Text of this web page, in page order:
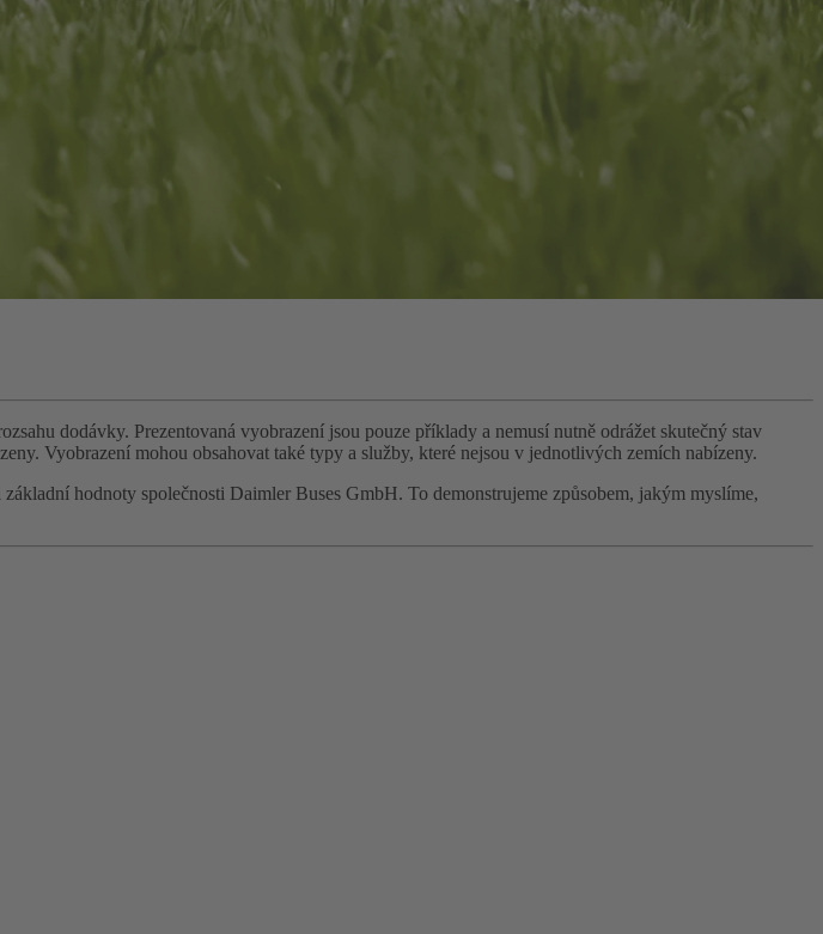
dodávky. Prezentovaná vyobrazení jsou pouze příklady a nemusí nutně odrážet skutečný stav
Vyobrazení mohou obsahovat také typy a služby, které nejsou v jednotlivých zemích nabízeny.
hodnoty společnosti Daimler Buses GmbH. To demonstrujeme způsobem, jakým myslíme,